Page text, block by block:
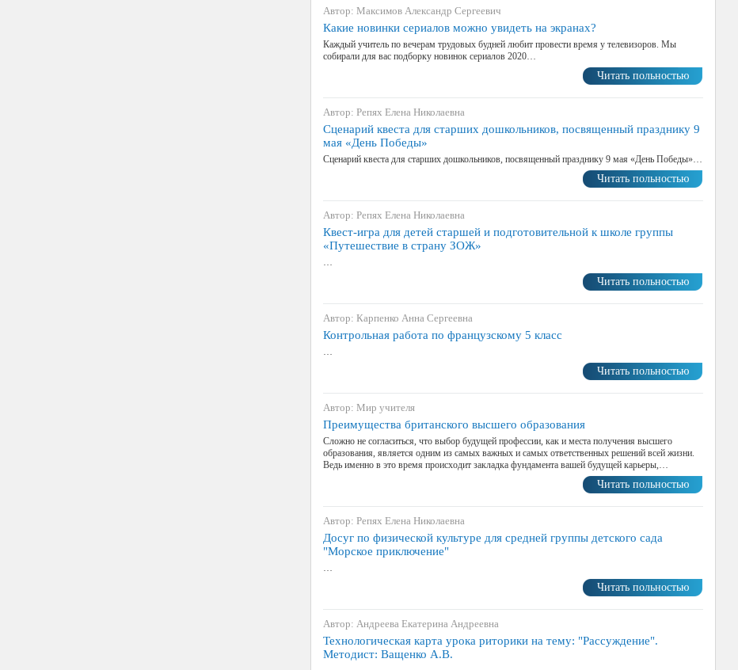
Автор: Максимов Александр Сергеевич
Какие новинки сериалов можно увидеть на экранах?
Каждый учитель по вечерам трудовых будней любит провести время у телевизоров. Мы
собирали для вас подборку новинок сериалов 2020…
Читать польностью
Автор: Репях Елена Николаевна
Сценарий квеста для старших дошкольников, посвященный празднику 9
мая «День Победы»
Сценарий квеста для старших дошкольников, посвященный празднику 9 мая «День Победы»…
Читать польностью
Автор: Репях Елена Николаевна
Квест-игра для детей старшей и подготовительной к школе группы
«Путешествие в страну ЗОЖ»
…
Читать польностью
Автор: Карпенко Анна Сергеевна
Контрольная работа по французскому 5 класс
…
Читать польностью
Автор: Мир учителя
Преимущества британского высшего образования
Сложно не согласиться, что выбор будущей профессии, как и места получения высшего
образования, является одним из самых важных и самых ответственных решений всей жизни.
Ведь именно в это время происходит закладка фундамента вашей будущей карьеры,…
Читать польностью
Автор: Репях Елена Николаевна
Досуг по физической культуре для средней группы детского сада
"Морское приключение"
…
Читать польностью
Автор: Андреева Екатерина Андреевна
Технологическая карта урока риторики на тему: "Рассуждение".
Методист: Ващенко А.В.